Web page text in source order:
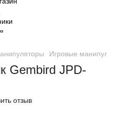
Игровые
Gembird JPD-
отзыв